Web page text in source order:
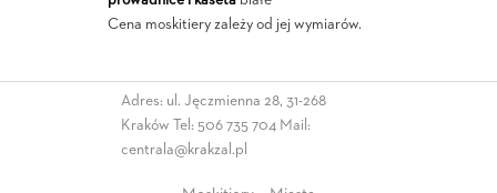
Cena moskitiery zależy od jej wymiarów.
Adres: ul. Jęczmienna 28, 31-268
Kraków Tel: 506 735 704 Mail:
centrala@krakzal.pl